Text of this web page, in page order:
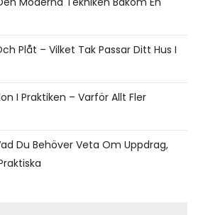
Plåt – Vilket Tak Passar Ditt Hus I
I Praktiken – Varför Allt Fler
Du Behöver Veta Om Uppdrag,